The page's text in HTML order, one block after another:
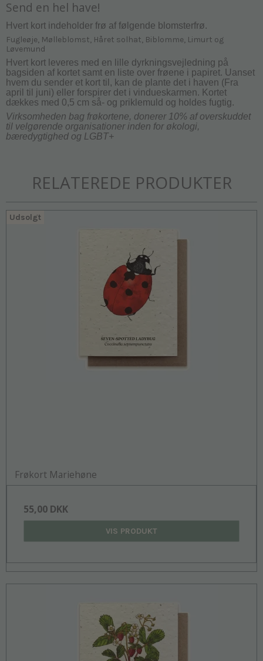
Send en hel have!
Hvert kort indeholder frø af følgende blomsterfrø.
Fugleøje, Mølleblomst, Håret solhat, Biblomme, Limurt og
Løvemund
Hvert kort leveres med en lille dyrkningsvejledning på
bagsiden af kortet samt en liste over frøene i papiret. Uanset
hvem du sender et kort til, kan de plante det i haven (Fra
april til juni) eller forspirer det i vindueskarmen. Kortet
dækkes med 0,5 cm så- og priklemuld og holdes fugtig.
Virksomheden bag frøkortene, donerer 10% af overskuddet
til velgørende organisationer inden for økologi,
bæredygtighed og LGBT+
RELATEREDE PRODUKTER
Udsolgt
Frøkort Mariehøne
55,00 DKK
VIS PRODUKT